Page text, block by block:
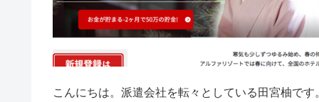
こんにちは。派遣会社を転々としている田宮柚です